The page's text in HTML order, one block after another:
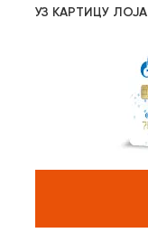
УЗ КАРТИЦУ